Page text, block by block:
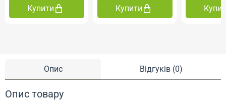
Опис Відгуків (0)
Опис товару
Купити Купити